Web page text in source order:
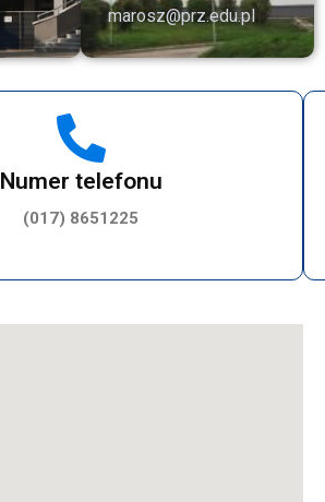
marosz@prz.edu.pl
Numer telefonu
(017) 8651225